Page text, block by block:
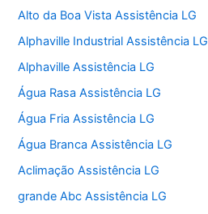
Alto da Boa Vista Assistência LG
Alphaville Industrial Assistência LG
Alphaville Assistência LG
Água Rasa Assistência LG
Água Fria Assistência LG
Água Branca Assistência LG
Aclimação Assistência LG
grande Abc Assistência LG